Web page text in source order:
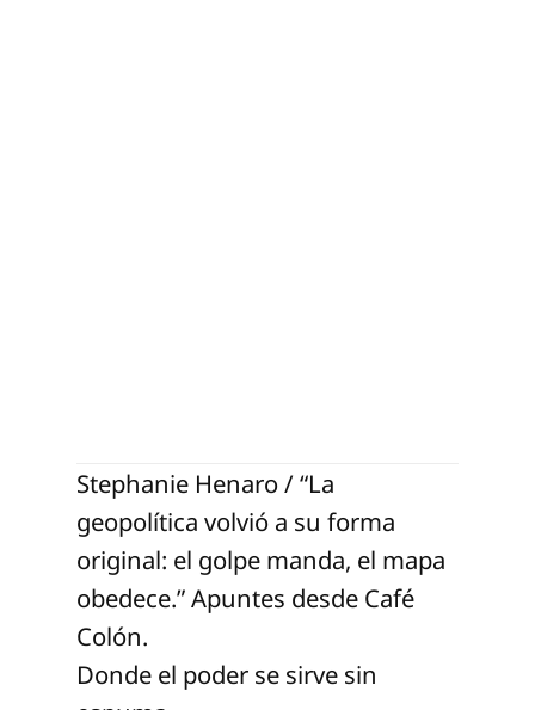
Stephanie Henaro / “La
geopolítica volvió a su forma
original: el golpe manda, el mapa
obedece.” Apuntes desde Café
Colón.
Donde el poder se sirve sin